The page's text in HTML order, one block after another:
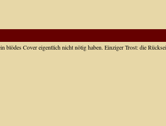
blödes Cover eigentlich nicht nötig haben. Einziger Trost: die